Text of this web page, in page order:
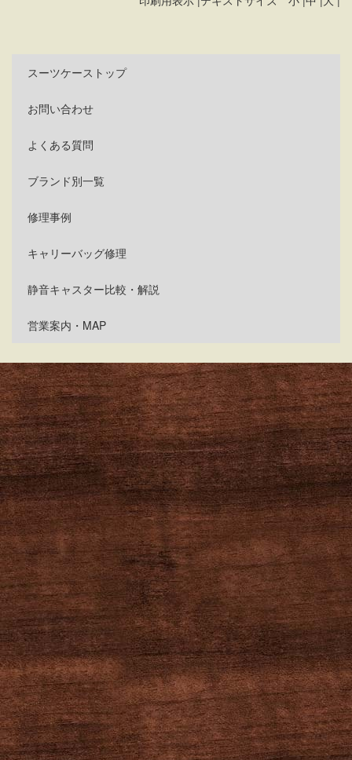
スーツケーストップ
お問い合わせ
よくある質問
ブランド別一覧
修理事例
キャリーバッグ修理
静音キャスター比較・解説
営業案内・MAP